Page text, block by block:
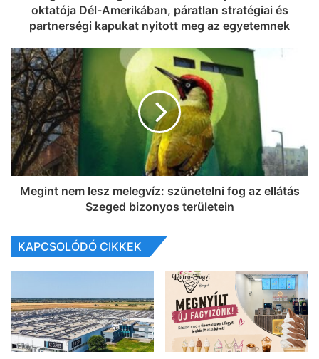
oktatója Dél-Amerikában, páratlan stratégiai és
partnerségi kapukat nyitott meg az egyetemnek
Megint nem lesz melegvíz: szünetelni fog az ellátás
Szeged bizonyos területein
KAPCSOLÓDÓ CIKKEK